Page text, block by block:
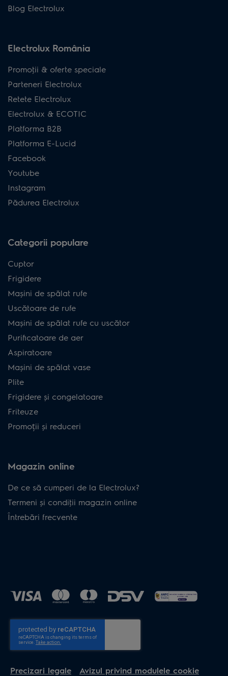
Blog Electrolux
Electrolux România
Promoţii & oferte speciale
Parteneri Electrolux
Retete Electrolux
Electrolux & ECOTIC
Platforma B2B
Platforma E-Lucid
Facebook
Youtube
Instagram
Pădurea Electrolux
Categorii populare
Cuptor
Frigidere
Mașini de spălat rufe
Uscătoare de rufe
Mașini de spălat rufe cu uscător
Purificatoare de aer
Aspiratoare
Mașini de spălat vase
Plite
Frigidere și congelatoare
Friteuze
Promoții și reduceri
Magazin online
De ce să cumperi de la Electrolux?
Termeni și condiţii magazin online
Întrebări frecvente
Precizari legale Avizul privind modulele cookie